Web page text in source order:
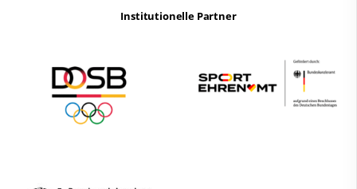
Institutionelle Partner